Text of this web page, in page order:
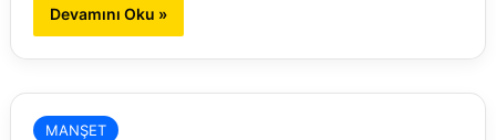
Devamını Oku »
MANŞET